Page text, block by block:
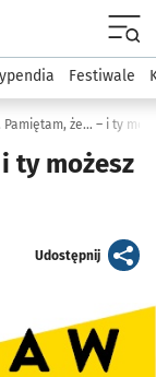
Kultura
Festiwale
Pamiętam, że… – i ty
ty możesz
Udostępnijartykuł